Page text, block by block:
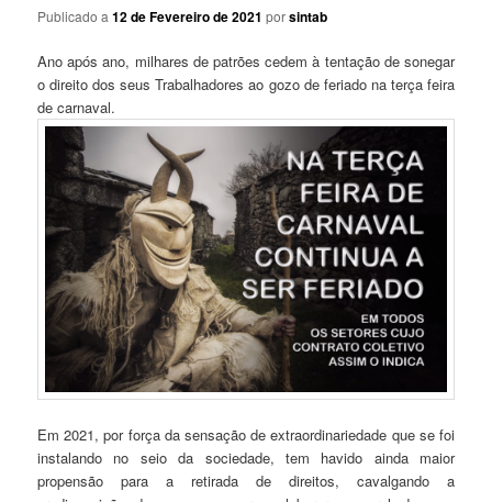
Publicado a12 de Fevereiro de 2021 porsintab
Ano após ano, milhares de patrões cedem à tentação de sonegar
o direito dos seus Trabalhadores ao gozo de feriado na terça feira
de carnaval.
Em 2021, por força da sensação de extraordinariedade que se foi
instalando no seio da sociedade, tem havido ainda maior
propensão para a retirada de direitos, cavalgando a